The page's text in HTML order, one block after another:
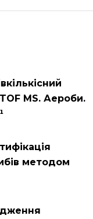
MS. Аероби.
методом